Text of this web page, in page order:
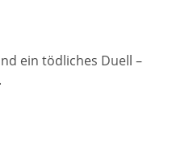
ein tödliches Duell –